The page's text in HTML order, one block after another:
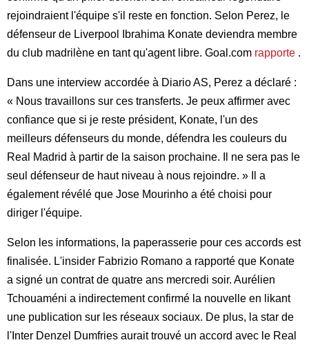
rejoindraient l'équipe s'il reste en fonction. Selon Perez, le
défenseur de Liverpool Ibrahima Konate deviendra membre
du club madrilène en tant qu'agent libre. Goal.com rapporte .
Dans une interview accordée à Diario AS, Perez a déclaré :
« Nous travaillons sur ces transferts. Je peux affirmer avec
confiance que si je reste président, Konate, l'un des
meilleurs défenseurs du monde, défendra les couleurs du
Real Madrid à partir de la saison prochaine. Il ne sera pas le
seul défenseur de haut niveau à nous rejoindre. » Il a
également révélé que Jose Mourinho a été choisi pour
diriger l'équipe.
Selon les informations, la paperasserie pour ces accords est
finalisée. L'insider Fabrizio Romano a rapporté que Konate
a signé un contrat de quatre ans mercredi soir. Aurélien
Tchouaméni a indirectement confirmé la nouvelle en likant
une publication sur les réseaux sociaux. De plus, la star de
l'Inter Denzel Dumfries aurait trouvé un accord avec le Real